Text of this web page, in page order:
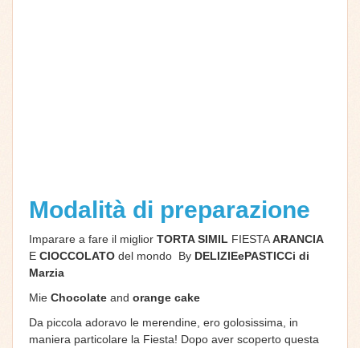
Modalità di preparazione
Imparare a fare il miglior TORTA SIMIL FIESTAARANCIA
E CIOCCOLATO del mondo By DELIZIEePASTICCi di
Marzia
Mie Chocolate and orange cake
Da piccola adoravo le merendine, ero golosissima, in
maniera particolare la Fiesta! Dopo aver scoperto questa